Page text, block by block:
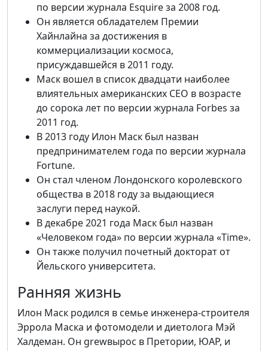
по версии журнала Esquire за 2008 год.
Он является обладателем Премии
Хайнлайна за достижения в
коммерциализации космоса,
присуждавшейся в 2011 году.
Маск вошел в список двадцати наиболее
влиятельных американских CEO в возрасте
до сорока лет по версии журнала Forbes за
2011 год.
В 2013 году Илон Маск был назван
предпринимателем года по версии журнала
Fortune.
Он стал членом Лондонского королевского
общества в 2018 году за выдающиеся
заслуги перед наукой.
В декабре 2021 года Маск был назван
«Человеком года» по версии журнала «Time».
Он также получил почетный докторат от
Йельского университета.
Ранняя жизнь
Илон Маск родился в семье инженера-строителя
Эррола Маска и фотомодели и диетолога Мэй
Халдеман. Он grewвырос в Претории, ЮАР, и